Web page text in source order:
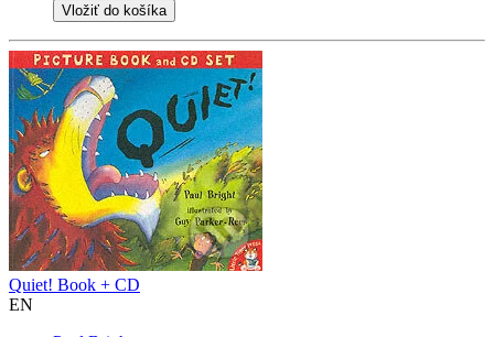
Vložiť do košíka
Quiet! Book + CD
EN